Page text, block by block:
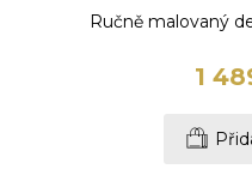
Ručně malovaný
1